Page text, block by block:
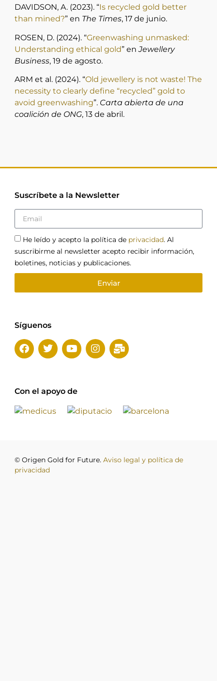
DAVIDSON, A. (2023). “Is recycled gold better
than mined?” en The Times, 17 de junio.
ROSEN, D. (2024). “Greenwashing unmasked:
Understanding ethical gold” enJewellery
Business, 19 de agosto.
ARM et al. (2024). “Old jewellery is not waste! The
necessity to clearly define “recycled” gold to
avoid greenwashing”. Carta abierta de una
coalición de ONG, 13 de abril.
Suscríbete a la Newsletter
He leído y acepto la política de privacidad. Al
suscribirme al newsletter acepto recibir información,
boletines, noticias y publicaciones.
Enviar
Síguenos
Con el apoyo de
© Origen Gold for Future. Aviso legal y política de
privacidad